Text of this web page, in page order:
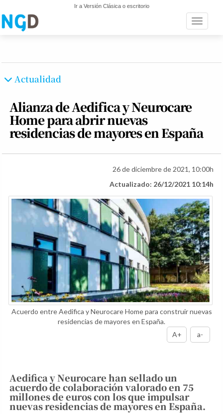
Ir a Versión Clásica o escritorio
Toggle
Actualidad
Alianza de Aedifica y Neurocare
Home para abrir nuevas
residencias de mayores en España
26 de diciembre de 2021, 10:00h
Actualizado: 26/12/2021 10:14h
Acuerdo entre Aedifica y Neurocare Home para construir nuevas
residencias de mayores en España.
A+
a-
Aedifica y Neurocare han sellado un
acuerdo de colaboración valorado en 75
millones de euros con los que impulsar
nuevas residencias de mayores en España.